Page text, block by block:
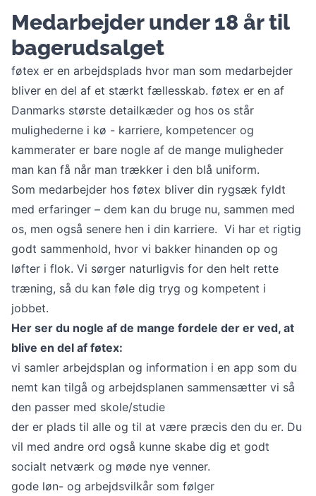
Medarbejder under 18 år til
bagerudsalget
føtex er en arbejdsplads hvor man som medarbejder
bliver en del af et stærkt fællesskab. føtex er en af
Danmarks største detailkæder og hos os står
mulighederne i kø - karriere, kompetencer og
kammerater er bare nogle af de mange muligheder
man kan få når man trækker i den blå uniform.
Som medarbejder hos føtex bliver din rygsæk fyldt
med erfaringer – dem kan du bruge nu, sammen med
os, men også senere hen i din karriere. Vi har et rigtig
godt sammenhold, hvor vi bakker hinanden op og
løfter i flok. Vi sørger naturligvis for den helt rette
træning, så du kan føle dig tryg og kompetent i
jobbet.
Her ser du nogle af de mange fordele der er ved, at
blive en del af føtex:
vi samler arbejdsplan og information i en app som du
nemt kan tilgå og arbejdsplanen sammensætter vi så
den passer med skole/studie
der er plads til alle og til at være præcis den du er. Du
vil med andre ord også kunne skabe dig et godt
socialt netværk og møde nye venner.
gode løn- og arbejdsvilkår som følger